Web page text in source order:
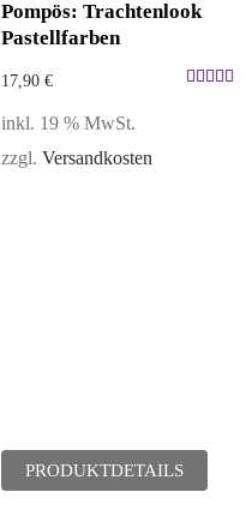
Pompös: Trachtenlook
Pastellfarben
17,90 €
inkl. 19 % MwSt.
zzgl. Versandkosten
PRODUKTDETAILS